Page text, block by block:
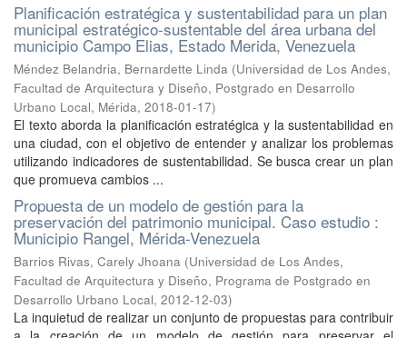
Planificación estratégica y sustentabilidad para un plan
municipal estratégico-sustentable del área urbana del
municipio Campo Elias, Estado Merida, Venezuela
Méndez Belandria, Bernardette Linda (Universidad de Los Andes,
Facultad de Arquitectura y Diseño, Postgrado en Desarrollo
Urbano Local, Mérida, 2018-01-17)
El texto aborda la planificación estratégica y la sustentabilidad en
una ciudad, con el objetivo de entender y analizar los problemas
utilizando indicadores de sustentabilidad. Se busca crear un plan
que promueva cambios ...
Propuesta de un modelo de gestión para la
preservación del patrimonio municipal. Caso estudio :
Municipio Rangel, Mérida-Venezuela
Barrios Rivas, Carely Jhoana (Universidad de Los Andes,
Facultad de Arquitectura y Diseño, Programa de Postgrado en
Desarrollo Urbano Local, 2012-12-03)
La inquietud de realizar un conjunto de propuestas para contribuir